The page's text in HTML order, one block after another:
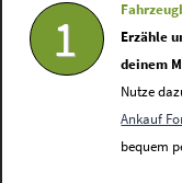
1
Erzähle
deinem
Nutze
Ankauf
bequem